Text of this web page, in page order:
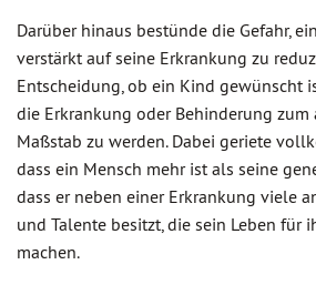
Darüber hinaus bestünde die Gefahr,
verstärkt auf seine Erkrankung zu
Entscheidung, ob ein Kind gewünscht
die Erkrankung oder Behinderung zum
Maßstab zu werden. Dabei geriete
dass ein Mensch mehr ist als seine
dass er neben einer Erkrankung viele
und Talente besitzt, die sein Leben für
machen.